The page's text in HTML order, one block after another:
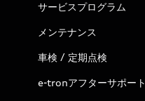
サービスプログラム
メンテナンス
車検 / 定期点検
e-tronアフターサポート